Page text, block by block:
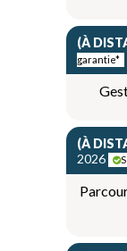
(À
garantie*
(À
2026